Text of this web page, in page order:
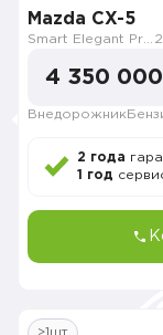
Mazda CX-5
4 350
Внедорожник
2 года
1 год
>1шт